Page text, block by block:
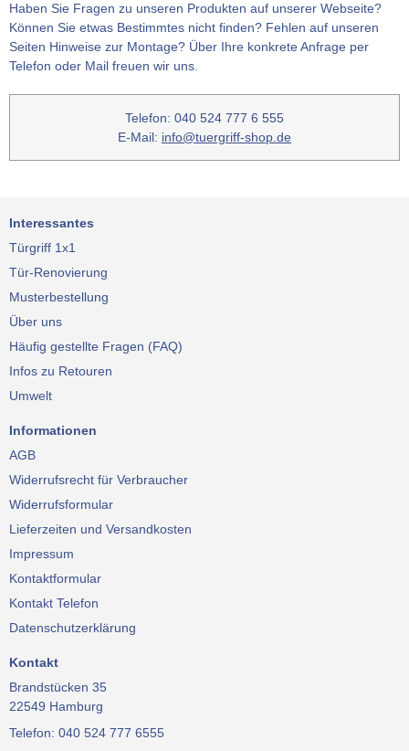
Haben Sie Fragen zu unseren Produkten auf unserer Webseite?
Können Sie etwas Bestimmtes nicht finden? Fehlen auf unseren
Seiten Hinweise zur Montage? Über Ihre konkrete Anfrage per
Telefon oder Mail freuen wir uns.
Telefon: 040 524 777 6 555
E-Mail: info@tuergriff-shop.de
Interessantes
Türgriff 1x1
Tür-Renovierung
Musterbestellung
Über uns
Häufig gestellte Fragen (FAQ)
Infos zu Retouren
Umwelt
Informationen
AGB
Widerrufsrecht für Verbraucher
Widerrufsformular
Lieferzeiten und Versandkosten
Impressum
Kontaktformular
Kontakt Telefon
Datenschutzerklärung
Kontakt
Brandstücken 35
22549 Hamburg
Telefon: 040 524 777 6555